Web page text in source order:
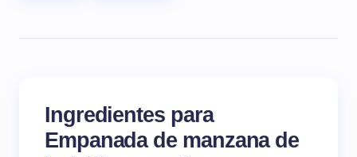
Ingredientes para
Empanada de manzana de